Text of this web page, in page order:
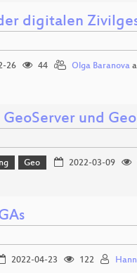
digitalen
26 44 Olga Baranova
und
Geo 2022-03-09
2022-04-23 122